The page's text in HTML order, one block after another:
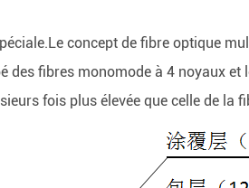
concept de fibre optique
des fibres monomode à 4 noyaux
fois plus élevée que celle de la